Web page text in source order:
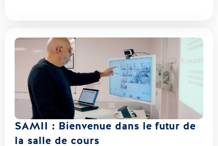
SAMII : Bienvenue dans le futur de
la salle de cours